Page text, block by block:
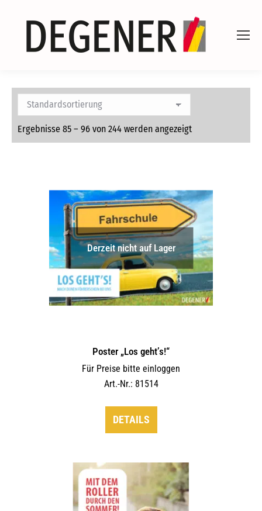
Ergebnisse 85 – 96 von 244 werden angezeigt
Derzeit nicht auf Lager
Poster „Los geht’s!“
Für Preise bitte einloggen
Art.-Nr.: 81514
DETAILS